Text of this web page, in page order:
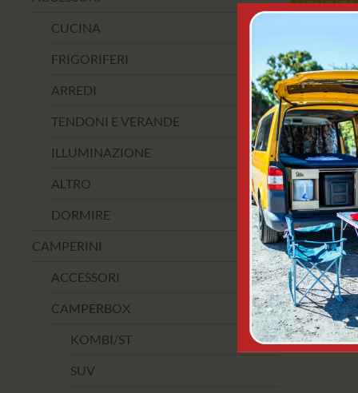
CUCINA
FRIGORIFERI
ARREDI
TENDONI E VERANDE
ILLUMINAZIONE
ALTRO
DORMIRE
CAMPERINI
ACCESSORI
CAMPERBOX
KOMBI/ST
SUV